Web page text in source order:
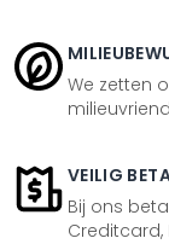
We zetten
VEILIG
Bij ons
Creditcard,